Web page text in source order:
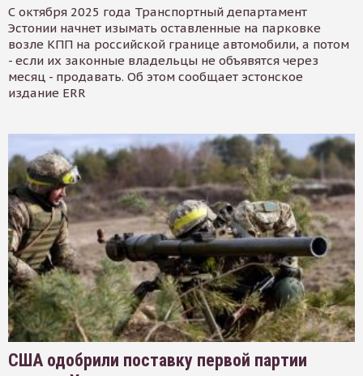
С октября 2025 года Транспортный департамент
Эстонии начнет изымать оставленные на парковке
возле КПП на российской границе автомобили, а потом
- если их законные владельцы не объявятся через
месяц - продавать. Об этом сообщает эстонское
издание ERR
США одобрили поставку первой партии